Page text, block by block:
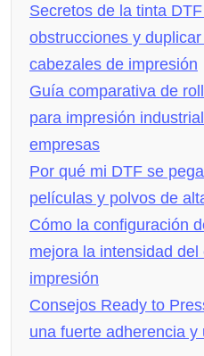
Secretos de la tinta
obstrucciones y
cabezales de impresión
Guía comparativa de
para impresión
empresas
Por qué mi DTF se
películas y polvos de
Cómo la configuración
mejora la intensidad
impresión
Consejos Ready to
una fuerte adherencia y